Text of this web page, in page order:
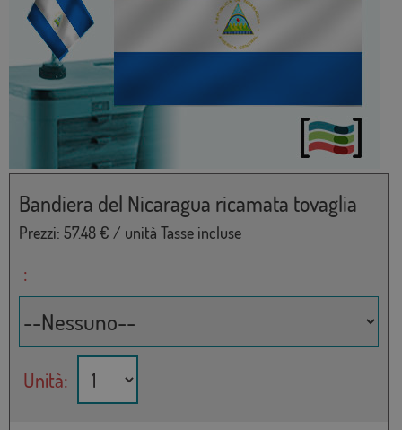
Bandiera del Nicaragua ricamata tovaglia
Prezzi: 57.48€ / unità Tasse incluse
:
Unità: